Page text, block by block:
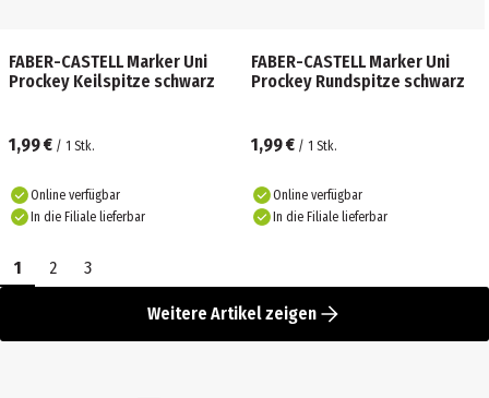
FABER-CASTELL Marker Uni
Prockey Keilspitze schwarz
1,99 € / 1 Stk.
Online verfügbar
In die Filiale lieferbar
FABER-CASTELL Marker Uni
Prockey Rundspitze schwarz
1,99 € / 1 Stk.
Online verfügbar
In die Filiale lieferbar
1 2 3
Weitere Artikel zeigen